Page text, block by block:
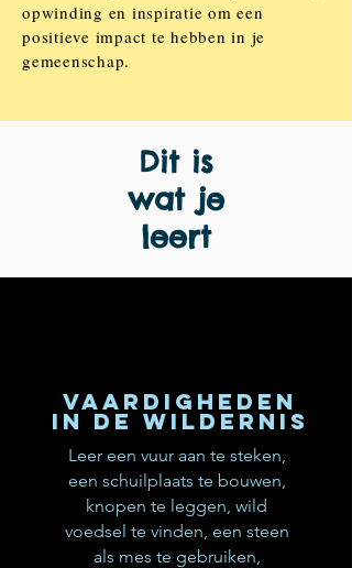
opwinding en inspiratie om een
positieve impact te hebben in je
gemeenschap.
Dit is
wat je
leert
Vaardigheden
in de wildernis
Leer een vuur aan te steken,
een schuilplaats te bouwen,
knopen te leggen, wild
voedsel te vinden, een steen
als mes te gebruiken,